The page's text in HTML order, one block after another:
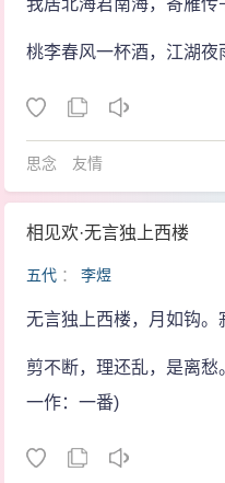
我居北海君南海，寄雁传
桃李春风一杯酒，江湖夜
思念 友情
相见欢·无言独上西楼
五代 ：李煜
无言独上西楼，月如钩。
剪不断，理还乱，是离
一作：一番)